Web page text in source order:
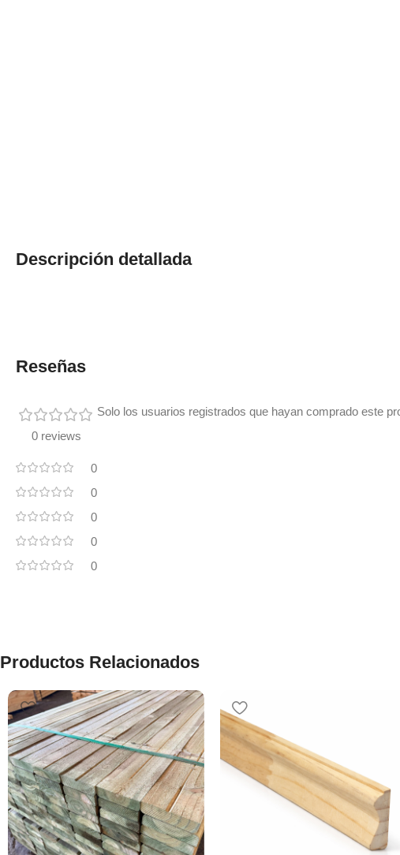
Descripción detallada
Reseñas
0 reviews
0
0
0
0
0
Solo los usuarios registrados que hayan comprado este
Productos Relacionados